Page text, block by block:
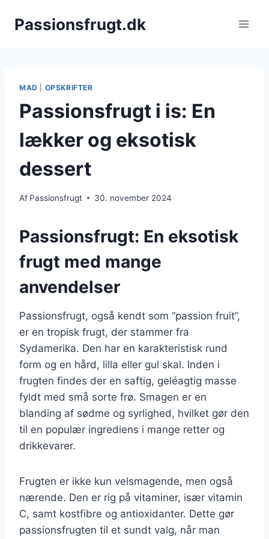
Passionsfrugt.dk
MAD OPSKRIFTER
Passionsfrugt i is: En
lækker og eksotisk
dessert
Af Passionsfrugt 30. november 2024
Passionsfrugt: En eksotisk
frugt med mange
anvendelser
Passionsfrugt, også kendt som “passion fruit”,
er en tropisk frugt, der stammer fra
Sydamerika. Den har en karakteristisk rund
form og en hård, lilla eller gul skal. Inden i
frugten findes der en saftig, geléagtig masse
fyldt med små sorte frø. Smagen er en
blanding af sødme og syrlighed, hvilket gør den
til en populær ingrediens i mange retter og
drikkevarer.
Frugten er ikke kun velsmagende, men også
nærende. Den er rig på vitaminer, især vitamin
C, samt kostfibre og antioxidanter. Dette gør
passionsfrugten til et sundt valg, når man